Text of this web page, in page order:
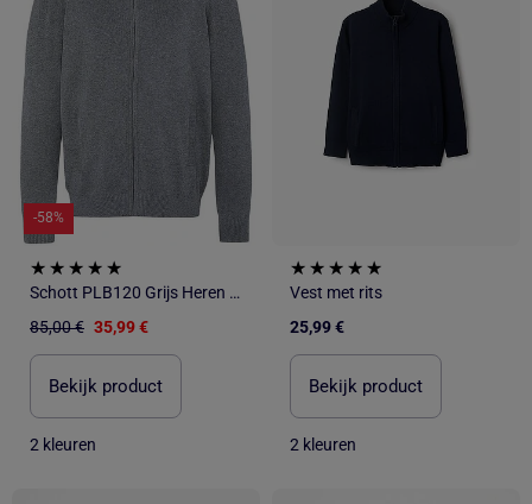
-58%
Schott PLB120 Grijs Heren Vest met Rits
85,00 € 35,99 €
Bekijk product
2 kleuren
Vest met rits
25,99 €
Bekijk product
2 kleuren